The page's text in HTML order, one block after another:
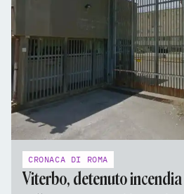
CRONACA DI ROMA
Viterbo, detenuto